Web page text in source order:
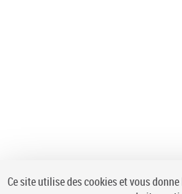
Ce site utilise des cookies et vous